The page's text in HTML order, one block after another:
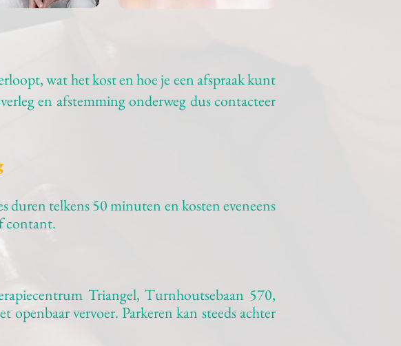
wat het kost en hoe je een afspraak kunt
en afstemming onderweg dus contacteer
duren telkens 50 minuten en kosten eveneens
contant.
Triangel, Turnhoutsebaan 570,
vervoer. Parkeren kan steeds achter